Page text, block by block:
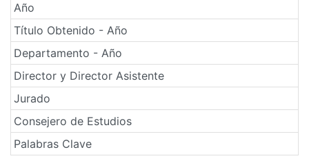
Año
Título Obtenido - Año
Departamento - Año
Director y Director Asistente
Jurado
Consejero de Estudios
Palabras Clave